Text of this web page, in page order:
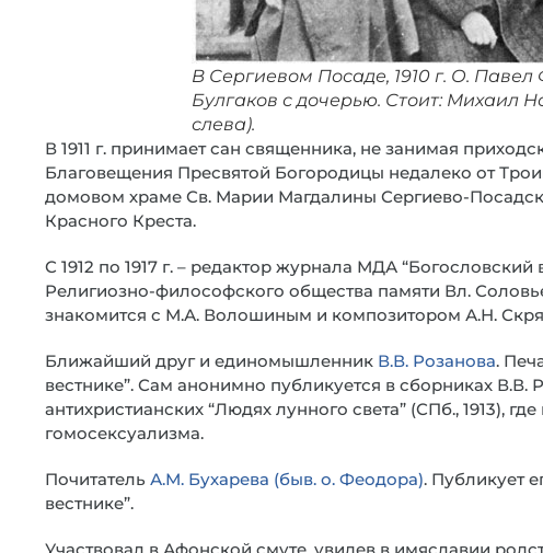
В Сергиевом Посаде, 1910 г. О.
Булгаков с дочерью. Стоит: Михаил
слева).
В 1911 г. принимает сан священника, не занимая
Благовещения Пресвятой Богородицы недалеко от
домовом храме Св. Марии Магдалины Сергиево-
Красного Креста.
С 1912 по 1917 г. – редактор журнала МДА “Богословский
Религиозно-философского общества памяти Вл.
знакомится с М.А. Волошиным и композитором А.Н.
Ближайший друг и единомышленник В.В. Розанова.
вестнике”. Сам анонимно публикуется в сборниках В.В.
антихристианских “Людях лунного света” (СПб., 1913),
гомосексуализма.
Почитатель А.М. Бухарева (быв. о. Феодора). Публикует
вестнике”.